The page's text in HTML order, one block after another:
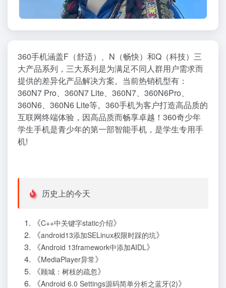
360手机涵盖F（舒适）、N（畅快）和Q（科技）三
大产品系列，三大系列是为满足不同人群用户需求而
提供的差异化产品解决方案。当前热销机型有：
360N7 Pro、360N7 Lite、360N7、360N6Pro、
360N6、360N6 Lite等。360手机为客户打造高品质的
互联网终端体验，因高品质而畅享卓越！360奇少年
学生手机是青少年的第一部智能手机，是学生专用手
机!
历史上的今天
《C++中关键字static介绍》
《android13添加SELinux权限时踩的坑》
《Android 13framework中添加AIDL》
《MediaPlayer异常》
《顾城：树枝的疏忽》
《Android 6.0 Settings源码简单分析之蓝牙(2)》